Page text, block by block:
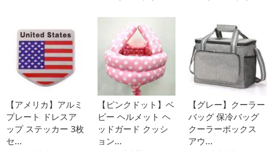
によるお申込み後のキャンセル・返品交換は対応いたしかねます。
【お支払いについて】
※お支払い方法は、電話料金合算払い、クレジットカード払い、dポ
イントがご利用いただけます。
【発送・お届け・商品について】
※お申込み頂きました商品の同梱、お届けの日時指定はいたしかね
ます。
【アメリカ】アルミ
プレート ドレスア
ップ ステッカー 3枚
セ...
【ピンクドット】ベ
ビー ヘルメット ヘ
ッドガード クッシ
ョン...
【グレー】クーラー
バッグ 保冷バッグ
クーラーボックス
アウ...